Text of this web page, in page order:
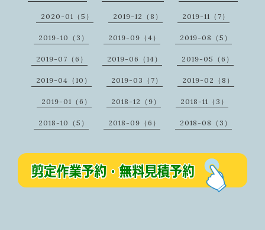
2020-01（5） 2019-12（8） 2019-11（7）
2019-10（3） 2019-09（4） 2019-08（5）
2019-07（6） 2019-06（14） 2019-05（6）
2019-04（10） 2019-03（7） 2019-02（8）
2019-01（6） 2018-12（9） 2018-11（3）
2018-10（5） 2018-09（6） 2018-08（3）